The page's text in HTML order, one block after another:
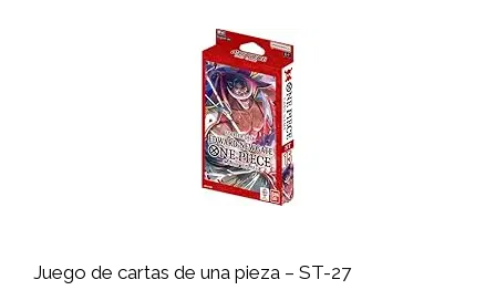
Juego de cartas de una pieza – ST-27